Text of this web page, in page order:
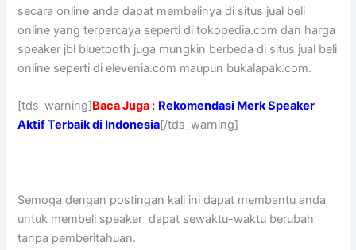
secara online anda dapat membelinya di situs jual beli
online yang terpercaya seperti di tokopedia.com dan harga
speaker jbl bluetooth juga mungkin berbeda di situs jual beli
online seperti di elevenia.com maupun bukalapak.com.
[tds_warning]Baca Juga : Rekomendasi Merk Speaker
Aktif Terbaik di Indonesia[/tds_warning]
Semoga dengan postingan kali ini dapat membantu anda
untuk membeli speaker dapat sewaktu-waktu berubah
tanpa pemberitahuan.